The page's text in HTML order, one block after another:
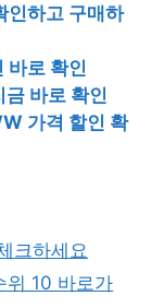
인하고 구매하
바로 확인
바로 확인
가격 할인 확
크하세요
위 10 바로가